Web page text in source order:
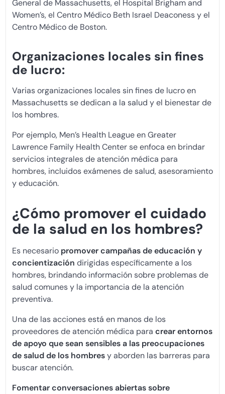
General de Massachusetts, el Hospital Brigham and
Women’s, el Centro Médico Beth Israel Deaconess y el
Centro Médico de Boston.
Organizaciones locales sin fines
de lucro:
Varias organizaciones locales sin fines de lucro en
Massachusetts se dedican a la salud y el bienestar de
los hombres.
Por ejemplo, Men’s Health League en Greater
Lawrence Family Health Center se enfoca en brindar
servicios integrales de atención médica para
hombres, incluidos exámenes de salud, asesoramiento
y educación.
¿Cómo promover el cuidado
de la salud en los hombres?
Es necesario promover campañas de educación y
concientización dirigidas específicamente a los
hombres, brindando información sobre problemas de
salud comunes y la importancia de la atención
preventiva.
Una de las acciones está en manos de los
proveedores de atención médica para crear entornos
de apoyo que sean sensibles a las preocupaciones
de salud de los hombresy aborden las barreras para
buscar atención.
Fomentar conversaciones abiertas sobre